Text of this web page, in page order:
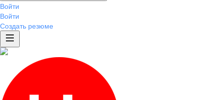
Войти
Войти
Создать резюме